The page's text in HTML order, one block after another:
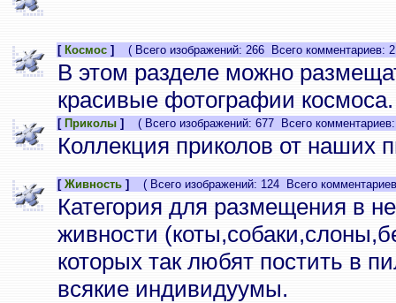
[ Космос ] ( Всего изображений: 266 Всего комментариев:
В этом разделе можно
красивые фотографии космоса.
[ Приколы ] ( Всего изображений: 677 Всего
Коллекция приколов от наших
[ Живность ] ( Всего изображений: 124 Всего
Категория для размещения в
живности
которых так любят постить в
всякие индивидуумы.